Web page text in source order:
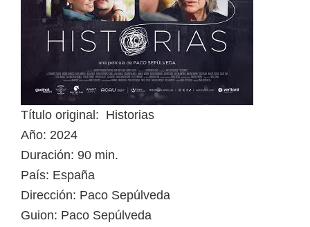
Título original: Historias
Año: 2024
Duración: 90 min.
País: España
Dirección: Paco Sepúlveda
Guion: Paco Sepúlveda